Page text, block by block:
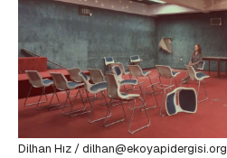
Dilhan Hız / dilhan@ekoyapidergisi.org